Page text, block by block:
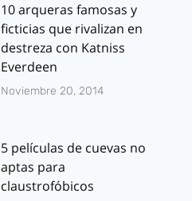
10 arqueras famosas y
ficticias que rivalizan en
destreza con Katniss
Everdeen
Noviembre 20, 2014
5 películas de cuevas no
aptas para
claustrofóbicos